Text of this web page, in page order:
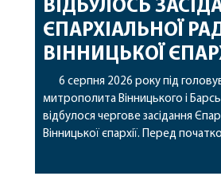
ВІДБУЛОСЬ
ЄПАРХІАЛЬНОЇ
ВІННИЦЬКОЇ
6 серпня 2026 року під
митрополита Вінницького і
відбулося чергове засідання
Вінницької єпархії. Перед
секретар Єпархіальної Ради від